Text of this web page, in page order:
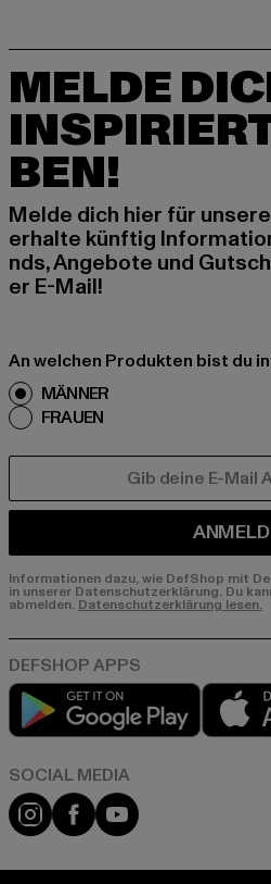
MELDE
BEN!
Melde dich hier für
erhalte künftig
nds, Angebote und
er E-Mail!
An welchen Produkten bist du
MÄNNER
FRAUEN
Informationen dazu, wie DefShop mit
in unserer Datenschutzerklärung. Du
abmelden. Datenschutzerklärung lesen.
Play
Instagram
FacebookYouTube